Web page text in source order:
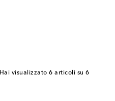
Hai visualizzato 6 articoli su 6